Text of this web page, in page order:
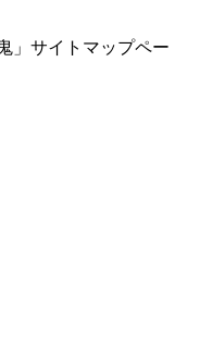
」サイトマップペー